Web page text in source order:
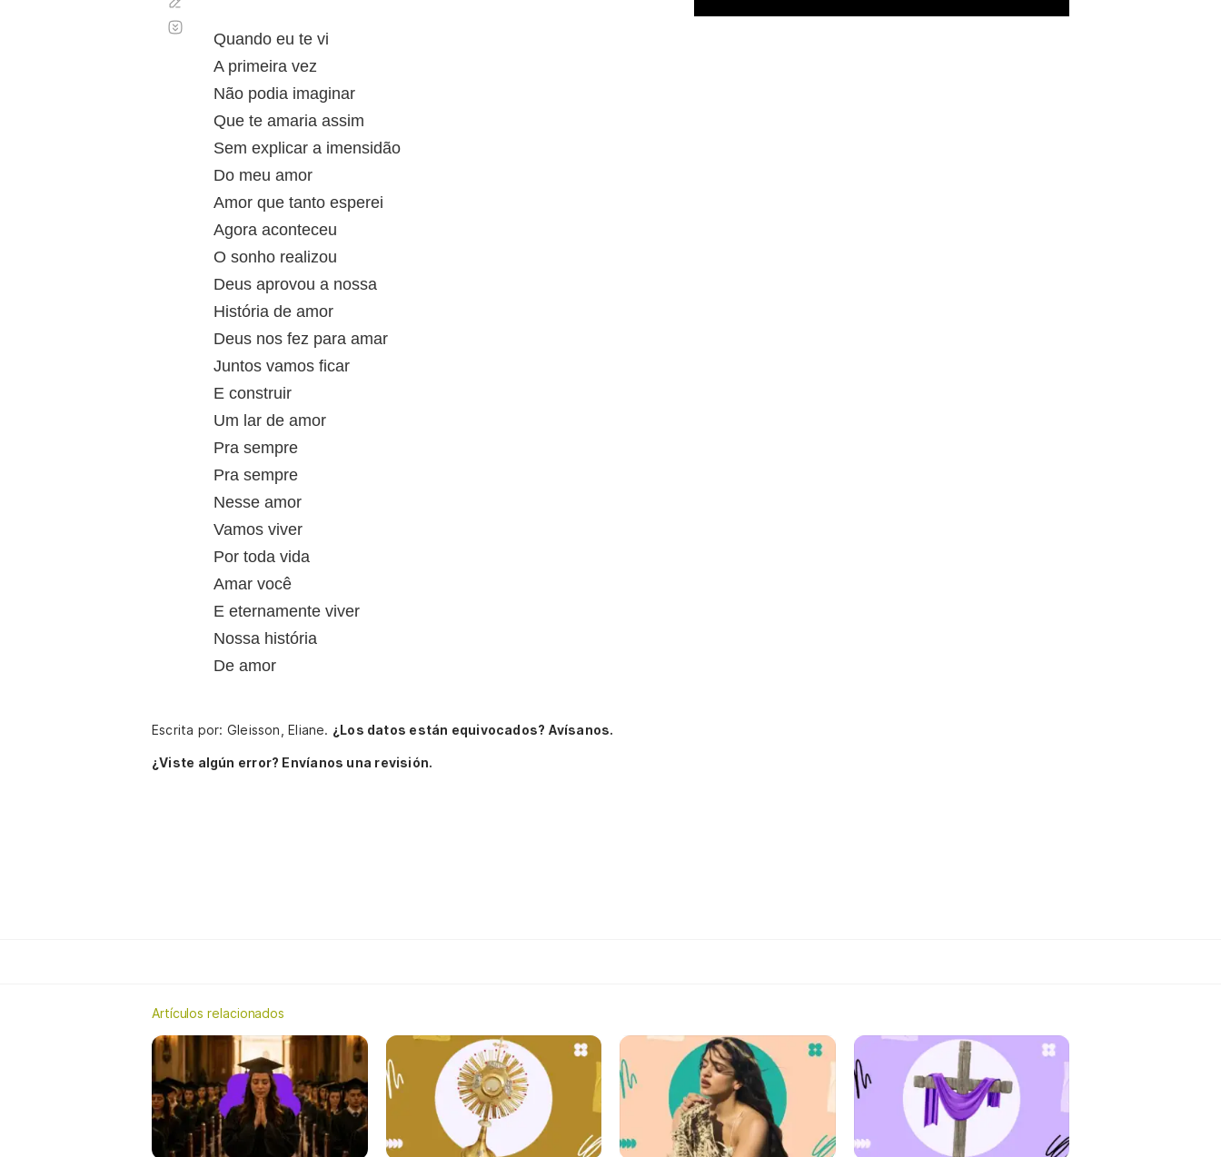
Quando eu te vi
A primeira vez
Não podia imaginar
Que te amaria assim
Sem explicar a imensidão
Do meu amor
Amor que tanto esperei
Agora aconteceu
O sonho realizou
Deus aprovou a nossa
História de amor
Deus nos fez para amar
Juntos vamos ficar
E construir
Um lar de amor
Pra sempre
Pra sempre
Nesse amor
Vamos viver
Por toda vida
Amar você
E eternamente viver
Nossa história
De amor
automático
Escrita por: Gleisson, Eliane. ¿Los datos están equivocados? Avísanos.
¿Viste algún error? Envíanos una revisión.
Artículos relacionados